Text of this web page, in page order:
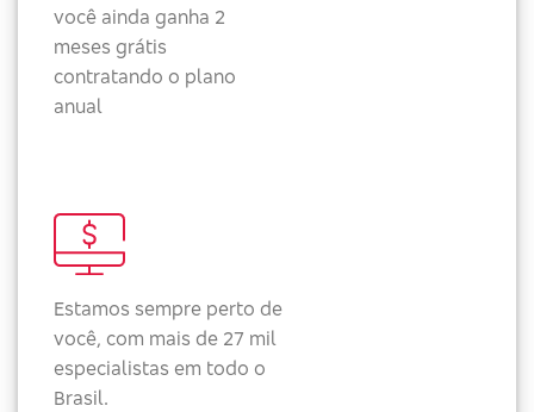
você ainda ganha 2
meses grátis
contratando o plano
anual
Estamos sempre perto de
você, com mais de 27 mil
especialistas em todo o
Brasil.